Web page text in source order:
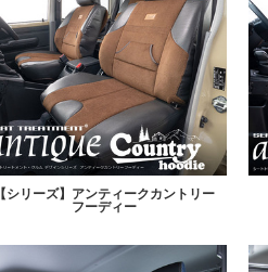
【シリーズ】アンティークカントリー
フーディー